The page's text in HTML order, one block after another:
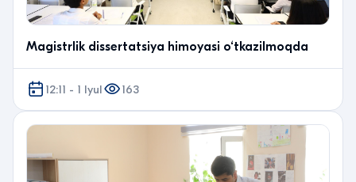
Magistrlik dissertatsiya himoyasi o‘tkazilmoqda
12:11 - 1 Iyul 163